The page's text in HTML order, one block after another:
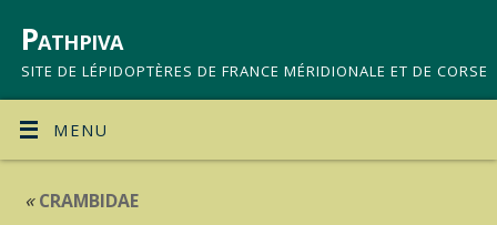
Pathpiva
SITE DE LÉPIDOPTÈRES DE FRANCE MÉRIDIONALE ET DE CORSE
MENU
«CRAMBIDAE